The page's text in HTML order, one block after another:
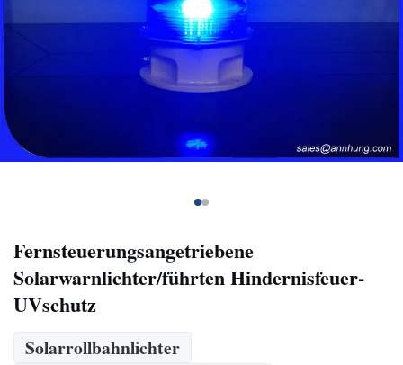
Fernsteuerungsangetriebene
Solarwarnlichter/führten Hindernisfeuer-
UVschutz
Solarrollbahnlichter